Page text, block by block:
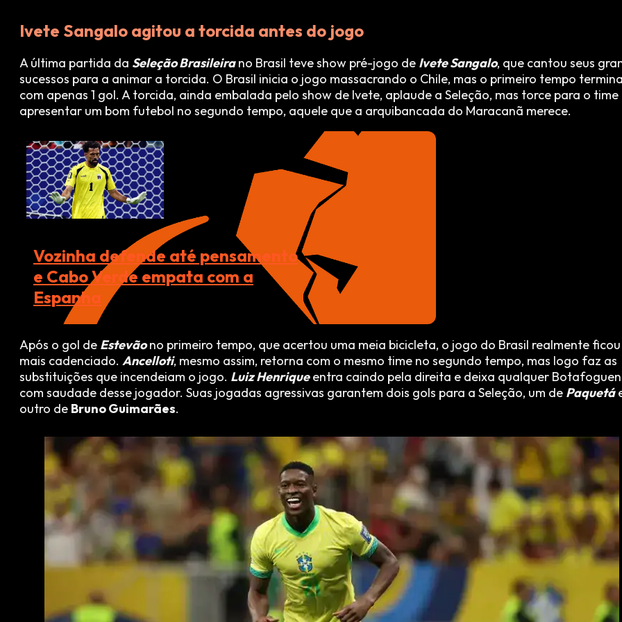
Ivete Sangalo agitou a torcida antes do jogo
A última partida da Seleção Brasileirano Brasil teve show pré-jogo de Ivete Sangalo, que cantou seus
sucessos para a animar a torcida. O Brasil inicia o jogo massacrando o Chile, mas o primeiro tempo termina
com apenas 1 gol. A torcida, ainda embalada pelo show de Ivete, aplaude a Seleção, mas torce para o time
apresentar um bom futebol no segundo tempo, aquele que a arquibancada do Maracanã merece.
Vozinha defende até pensamento
e Cabo Verde empata com a
Espanha
Após o gol de Estevãono primeiro tempo, que acertou uma meia bicicleta, o jogo do Brasil realmente ficou
mais cadenciado. Ancelloti, mesmo assim, retorna com o mesmo time no segundo tempo, mas logo faz as
substituições que incendeiam o jogo. Luiz Henriqueentra caindo pela direita e deixa qualquer
com saudade desse jogador. Suas jogadas agressivas garantem dois gols para a Seleção, um de Paquetá
outro de Bruno Guimarães.